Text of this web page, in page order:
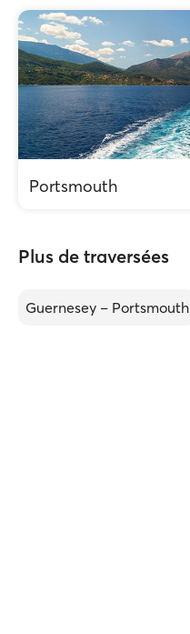
Portsmouth
Plus de traversées
Guernesey – Portsmouth